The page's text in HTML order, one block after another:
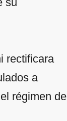
rectificara
a
régimen de